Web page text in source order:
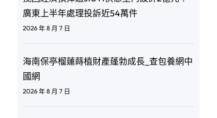
廣東上半年處理投訴近54萬件
2026 年 8 月 7 日
海南保亭榴蓮蒔植財產蓬勃成長_查包養網中
國網
2026 年 8 月 7 日